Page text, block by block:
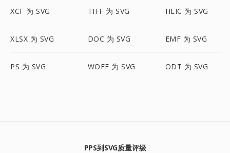
XCF 为 SVG TIFF 为 SVG HEIC 为 SVG
XLSX 为 SVG DOC 为 SVG EMF 为 SVG
PS 为 SVG WOFF 为 SVG ODT 为 SVG
PPS到SVG质量评级